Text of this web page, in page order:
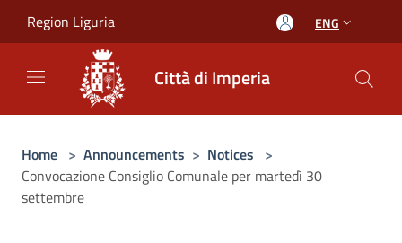
Region Liguria ENG
Città di Imperia
Home > Announcements > Notices >
Convocazione Consiglio Comunale per martedì 30
settembre